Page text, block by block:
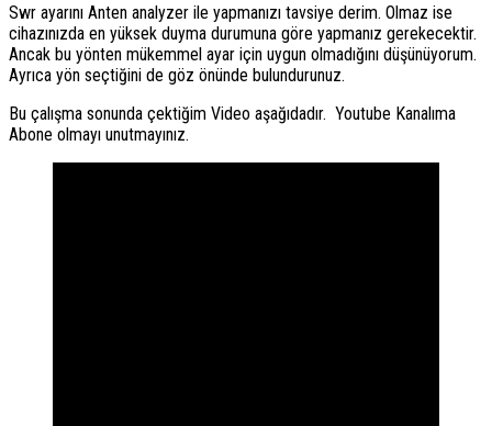
Swr ayarını Anten analyzer ile yapmanızı tavsiye derim. Olmaz ise
cihazınızda en yüksek duyma durumuna göre yapmanız gerekecektir.
Ancak bu yönten mükemmel ayar için uygun olmadığını düşünüyorum.
Ayrıca yön seçtiğini de göz önünde bulundurunuz.
Bu çalışma sonunda çektiğim Video aşağıdadır. Youtube Kanalıma
Abone olmayı unutmayınız.